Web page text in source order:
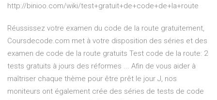
http://binioo.com/wiki/test+gratuit+de+code+de+la+route
Réussissez votre examen du code de la route gratuitement,
Coursdecode.com met à votre disposition des séries et des
examen de code de la route gratuits Test code de la route: 2
tests gratuits à jours des réformes ... Afin de vous aider à
maîtriser chaque thème pour être prêt le jour J, nos
moniteurs ont également crée des séries de tests de code